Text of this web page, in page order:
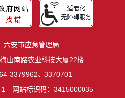
六安市应急管理局
山南路农业科技大厦22楼
3379962、3370701
网站标识码：3415000035